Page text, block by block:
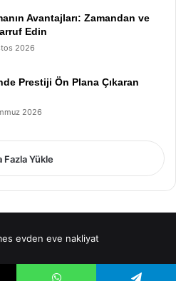
Avantajları: Zamandan ve
Edin
2026
Prestiji Ön Plana Çıkaran
2026
Fazla Yükle
evden eve nakliyat